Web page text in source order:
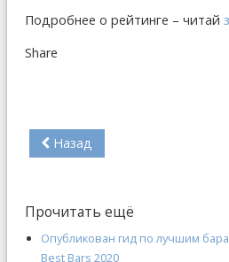
Подробнее о рейтинге – читай
Share
Назад
Прочитать ещё
Опубликован гид по лучшим
Best Bars 2020